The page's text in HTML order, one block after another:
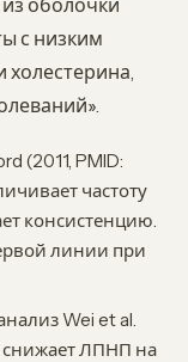
оболочки
с низким
(2011, PMID:
частоту
консистенцию.
линии при
Wei et al.
снижает ЛПНП на